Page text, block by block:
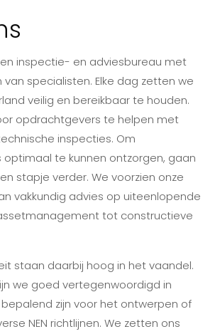
inspectie- en adviesbureau met
specialisten. Elke dag zetten we
veilig en bereikbaar te houden.
opdrachtgevers te helpen met
inspecties. Om
te kunnen ontzorgen, gaan
stapje verder. We voorzien onze
vakkundig advies op uiteenlopende
tot constructieve
staan daarbij hoog in het vaandel.
we goed vertegenwoordigd in
zijn voor het ontwerpen of
NEN richtlijnen. We zetten ons